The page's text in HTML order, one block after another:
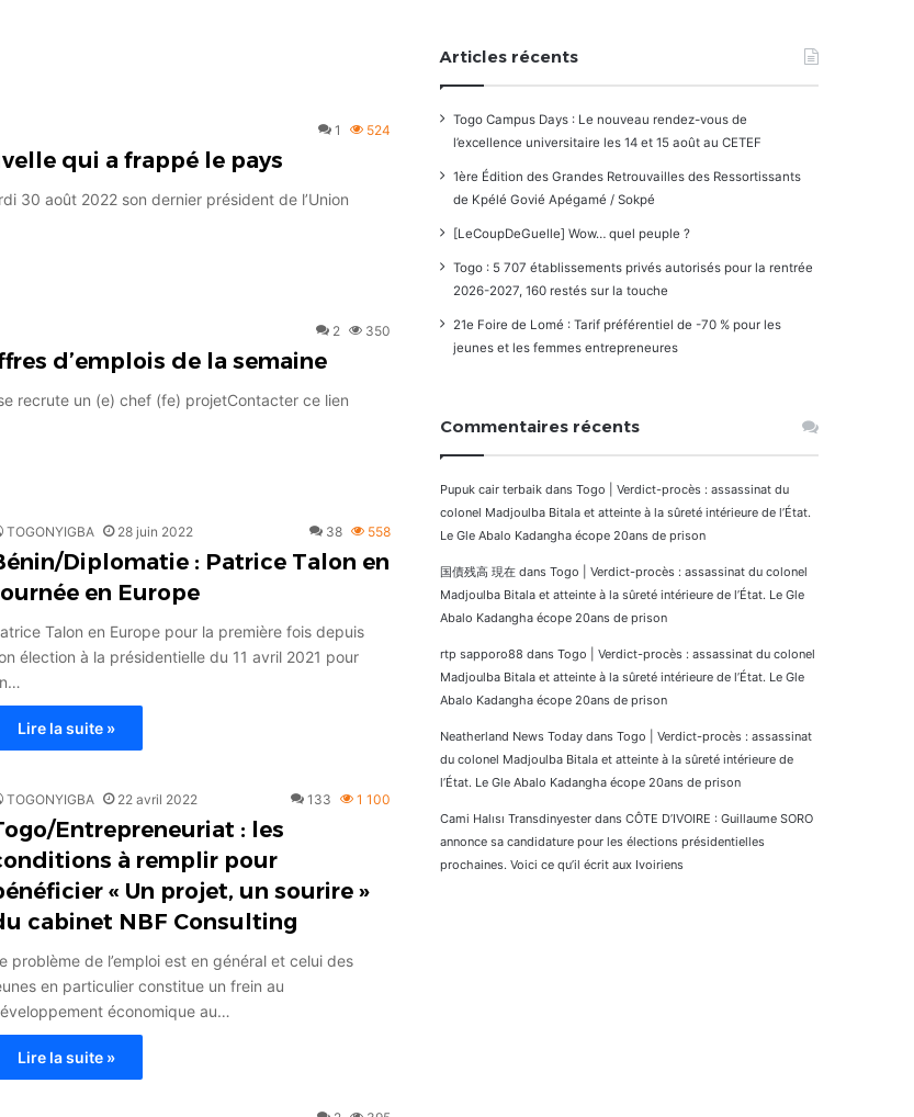
1 524
qui a frappé le pays
30 août 2022 son dernier président de l’Union
2 350
d’emplois de la semaine
recrute un (e) chef (fe) projetContacter ce lien
TOGONYIGBA 28 juin 2022 38 558
Diplomatie : Patrice Talon en
en Europe
Talon en Europe pour la première fois depuis
élection à la présidentielle du 11 avril 2021 pour
Lire la suite »
TOGONYIGBA 22 avril 2022 133 1 100
Entrepreneuriat : les
à remplir pour
« Un projet, un sourire »
cabinet NBF Consulting
problème de l’emploi est en général et celui des
en particulier constitue un frein au
économique au…
Lire la suite »
Articles récents
Togo Campus Days : Le nouveau rendez-vous de
l’excellence universitaire les 14 et 15 août au CETEF
1ère Édition des Grandes Retrouvailles des Ressortissants
de Kpélé Govié Apégamé / Sokpé
[LeCoupDeGuelle] Wow… quel peuple ?
Togo : 5 707 établissements privés autorisés pour la rentrée
2026-2027, 160 restés sur la touche
21e Foire de Lomé : Tarif préférentiel de -70 % pour les
jeunes et les femmes entrepreneures
Commentaires récents
Pupuk cair terbaik dans Togo | Verdict-procès : assassinat du
colonel Madjoulba Bitala et atteinte à la sûreté intérieure de l’État.
Le Gle Abalo Kadangha écope 20ans de prison
国債残高 現在 dans Togo | Verdict-procès : assassinat du colonel
Madjoulba Bitala et atteinte à la sûreté intérieure de l’État. Le Gle
Abalo Kadangha écope 20ans de prison
rtp sapporo88 dans Togo | Verdict-procès : assassinat du colonel
Madjoulba Bitala et atteinte à la sûreté intérieure de l’État. Le Gle
Abalo Kadangha écope 20ans de prison
Neatherland News Today dans Togo | Verdict-procès : assassinat
du colonel Madjoulba Bitala et atteinte à la sûreté intérieure de
l’État. Le Gle Abalo Kadangha écope 20ans de prison
Cami Halısı Transdinyester dans CÔTE D’IVOIRE : Guillaume SORO
annonce sa candidature pour les élections présidentielles
prochaines. Voici ce qu’il écrit aux Ivoiriens